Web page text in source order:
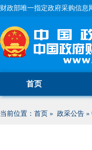
财政部唯一指定政府采购信
首页
当前位置： 首页 » 政采公告 »